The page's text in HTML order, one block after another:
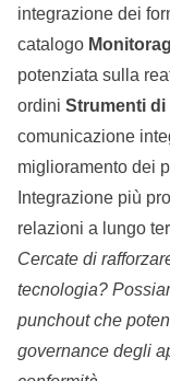
integrazione dei
catalogo
potenziata sulla
ordini Strumenti
comunicazione
miglioramento dei
Integrazione più
relazioni a lungo
Cercate di
tecnologia?
punchoutche
governance degli